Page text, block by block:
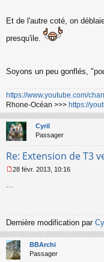
Et de l'autre coté, on
presqu'ile.
Soyons un peu gonflés,
https://www.youtube.com/
Rhone-Océan >>> https://
Cyril
Passager
Re: Extension de T3
g
e
n
o
n
28 févr. 2013, 10:16
Dernière modification par
BBArchi
Passager